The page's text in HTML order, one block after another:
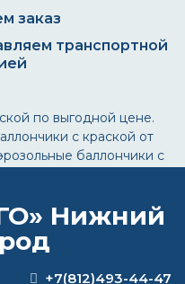
транспортной
по выгодной цене.
с краской от
баллончики с
+7(812)493-44-47